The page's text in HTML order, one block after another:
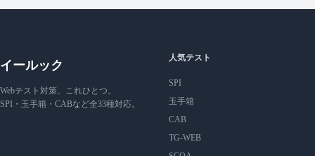
イールック
Webテスト対策、これひとつ。
SPI・玉手箱・CABなど全33種対応。
人気テスト
SPI
玉手箱
CAB
TG-WEB